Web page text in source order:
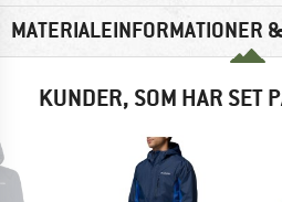
MATERIALEINFORMATIONER
KUNDER, SOM HAR SET